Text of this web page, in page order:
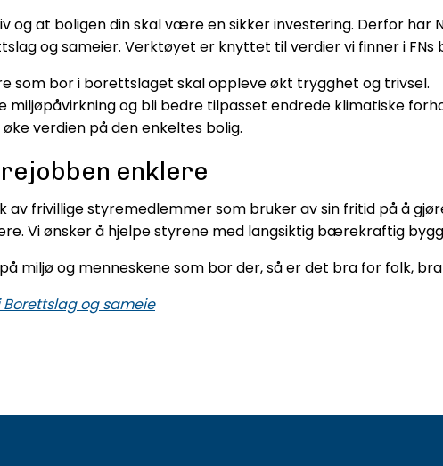
og at boligen din skal være en sikker investering. Derfor har
og sameier. Verktøyet er knyttet til verdier vi finner i
som bor i borettslaget skal oppleve økt trygghet og trivsel.
miljøpåvirkning og bli bedre tilpasset endrede klimatiske
verdien på den enkeltes bolig.
enklere
av frivillige styremedlemmer som bruker av sin fritid på å
Vi ønsker å hjelpe styrene med langsiktig bærekraftig
miljø og menneskene som bor der, så er det bra for folk,
og sameie